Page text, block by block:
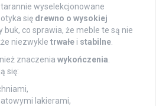
wyselekcjonowane
się drewno o wysokiej
buk, co sprawia, że meble te są nie
niezwykle trwałe i stabilne
znaczenia wykończenia
się:
lakierami,